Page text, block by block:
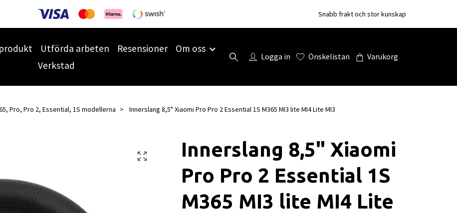
Snabb frakt och stor kunskap
Utförda arbeten Resensioner
Om oss
Verkstad
Logga in Önskelistan Varukorg
Pro, Pro 2, Essential, 1S modellerna Innerslang 8,5" Xiaomi Pro Pro 2 Essential 1S M365 MI3 lite MI4 Lite MI3
Innerslang 8,5" Xiaomi
Pro Pro 2 Essential 1S
M365 MI3 lite MI4 Lite